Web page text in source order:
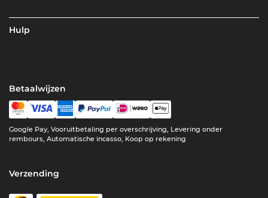
Hulp
Betaalwijzen
Google Pay, Vooruitbetaling per overschrijving, Levering onder
rembours, Automatische incasso, Koop op rekening
Verzending